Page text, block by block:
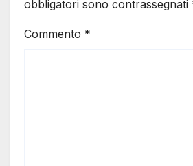
obbligatori sono contrassegnati
Commento *